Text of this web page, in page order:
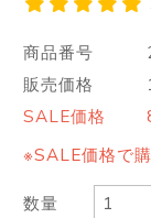
商品番号
販売価格
SALE価格
※SALE価格で
数量